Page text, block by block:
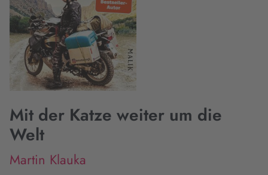
Mit der Katze weiter um die
Welt
Martin Klauka